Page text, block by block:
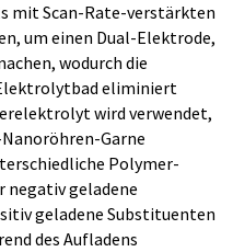
mit Scan-Rate-verstärkten
um einen Dual-Elektrode,
wodurch die
eliminiert
wird verwendet,
Garne
Polymer-
negativ geladene
geladene Substituenten
des Aufladens